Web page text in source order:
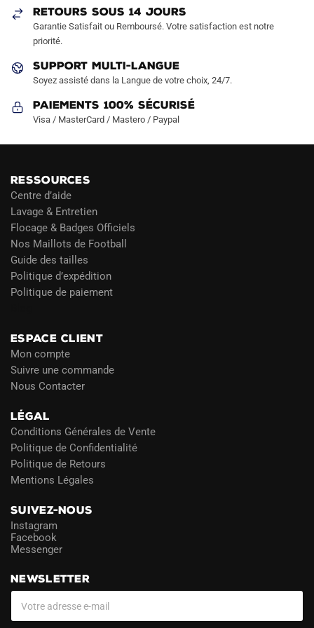
la
page
produit
page
RETOURS SOUS 14 JOURS
Garantie Satisfait ou Remboursé. Votre satisfaction est notre
priorité.
SUPPORT MULTI-LANGUE
Soyez assisté dans la Langue de votre choix, 24/7.
Paiements 100% Sécurisé
Visa / MasterCard / Mastero / Paypal
RESSOURCES
Centre d’aide
Lavage & Entretien
Flocage & Badges Officiels
Nos Maillots de Football
Guide des tailles
Politique d’expédition
Politique de paiement
ESPACE CLIENT
Mon compte
Suivre une commande
Nous Contacter
LÉGAL
Conditions Générales de Vente
Politique de Confidentialité
Politique de Retours
Mentions Légales
SUIVEZ-NOUS
Instagram
Facebook
Messenger
NEWSLETTER